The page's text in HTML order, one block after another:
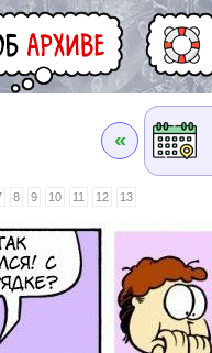
«
8 9 10 11 12 13